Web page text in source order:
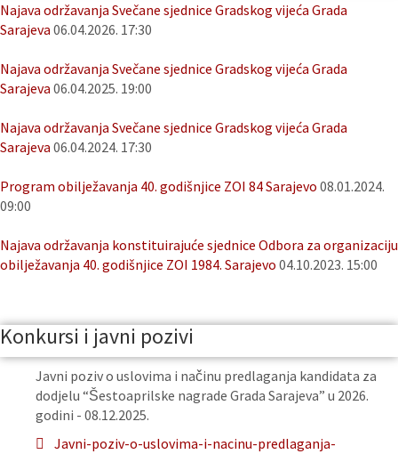
Najava održavanja Svečane sjednice Gradskog vijeća Grada
Sarajeva 06.04.2026. 17:30
Najava održavanja Svečane sjednice Gradskog vijeća Grada
Sarajeva 06.04.2025. 19:00
Najava održavanja Svečane sjednice Gradskog vijeća Grada
Sarajeva 06.04.2024. 17:30
Program obilježavanja 40. godišnjice ZOI 84 Sarajevo 08.01.2024.
09:00
Najava održavanja konstituirajuće sjednice Odbora za organizaciju
obilježavanja 40. godišnjice ZOI 1984. Sarajevo 04.10.2023. 15:00
Konkursi i javni pozivi
Javni poziv o uslovima i načinu predlaganja kandidata za
dodjelu “Šestoaprilske nagrade Grada Sarajeva” u 2026.
godini - 08.12.2025.
Javni-poziv-o-uslovima-i-nacinu-predlaganja-